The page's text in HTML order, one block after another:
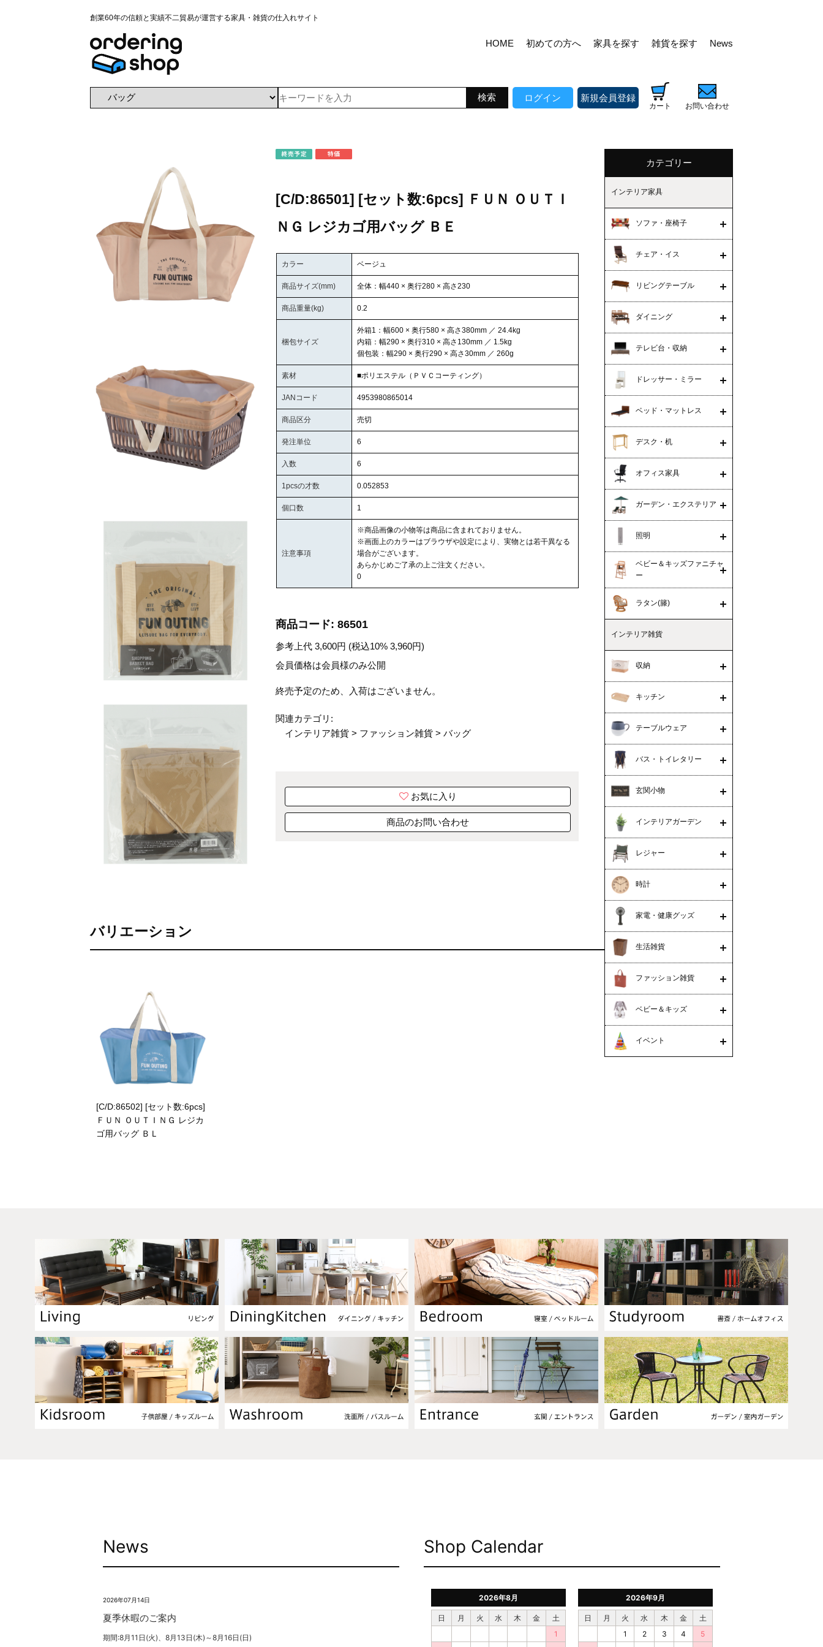
創業60年の信頼と実績不二貿易が運営する家具・雑貨の仕入れサイト
HOME 初めての方へ 家具を探す 雑貨を探す News
ログイン 新規会員登録
カート お問い合わせ
[C/D:86501] [セット数:6pcs] ＦＵＮ ＯＵＴＩ
ＮＧ レジカゴ用バッグ ＢＥ
カラー ベージュ
商品サイズ(mm) 全体：幅440 × 奥行280 × 高さ230
商品重量(kg) 0.2
梱包サイズ
外箱1：幅600 × 奥行580 × 高さ380mm ／ 24.4kg
内箱：幅290 × 奥行310 × 高さ130mm ／ 1.5kg
個包装：幅290 × 奥行290 × 高さ30mm ／ 260g
素材 ■ポリエステル（ＰＶＣコーティング）
JANコード 4953980865014
商品区分 売切
発注単位 6
入数 6
1pcsの才数 0.052853
個口数 1
注意事項
※商品画像の小物等は商品に含まれておりません。
※画面上のカラーはブラウザや設定により、実物とは若干異なる
場合がございます。
あらかじめご了承の上ご注文ください。
0
商品コード: 86501
参考上代 3,600円 (税込10%3,960円)
会員価格は会員様のみ公開
終売予定のため、入荷はございません。
関連カテゴリ:
インテリア雑貨 > ファッション雑貨 >バッグ
お気に入り
商品のお問い合わせ
バリエーション
[C/D:86502] [セット数:6pcs]
ＦＵＮ ＯＵＴＩＮＧ レジカ
ゴ用バッグ ＢＬ
カテゴリー
インテリア家具
ソファ・座椅子
チェア・イス
リビングテーブル
ダイニング
テレビ台・収納
ドレッサー・ミラー
ベッド・マットレス
デスク・机
オフィス家具
ガーデン・エクステリア
照明
ベビー＆キッズファニチャ
ー
ラタン(籐)
インテリア雑貨
収納
キッチン
テーブルウェア
バス・トイレタリー
玄関小物
インテリアガーデン
レジャー
時計
家電・健康グッズ
生活雑貨
ファッション雑貨
ベビー＆キッズ
イベント